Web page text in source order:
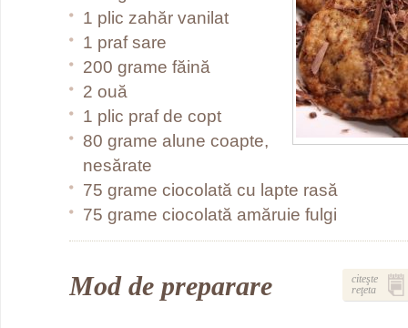
1 plic zahăr vanilat
1 praf sare
200 grame făină
2 ouă
1 plic praf de copt
80 grame alune coapte,
nesărate
75 grame ciocolată cu lapte rasă
75 grame ciocolată amăruie fulgi
Mod de preparare
citeşte
reţeta